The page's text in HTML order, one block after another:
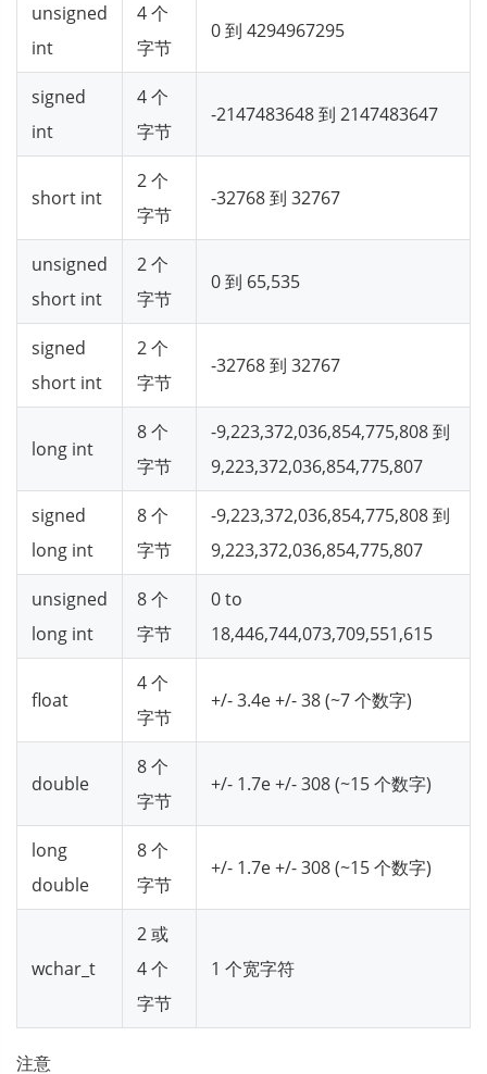
unsigned
int
4 个
字节
0 到 4294967295
signed
int
4 个
字节
-2147483648 到 2147483647
short int
2 个
字节
-32768 到 32767
unsigned
short int
2 个
字节
0 到 65,535
signed
short int
2 个
字节
-32768 到 32767
long int
8 个
字节
-9,223,372,036,854,775,808 到
9,223,372,036,854,775,807
signed
long int
8 个
字节
-9,223,372,036,854,775,808 到
9,223,372,036,854,775,807
unsigned
long int
8 个
字节
0 to
18,446,744,073,709,551,615
float
4 个
字节
+/- 3.4e +/- 38 (~7 个数字)
double
8 个
字节
+/- 1.7e +/- 308 (~15 个数字)
long
double
8 个
字节
+/- 1.7e +/- 308 (~15 个数字)
wchar_t
2 或
4 个
字节
1 个宽字符
注意